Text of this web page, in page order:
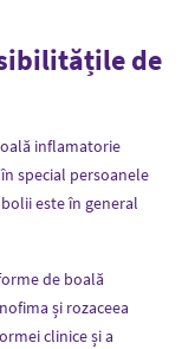
de
inflamatorie
special persoanele
este în general
de boală
și rozaceea
clinice și a